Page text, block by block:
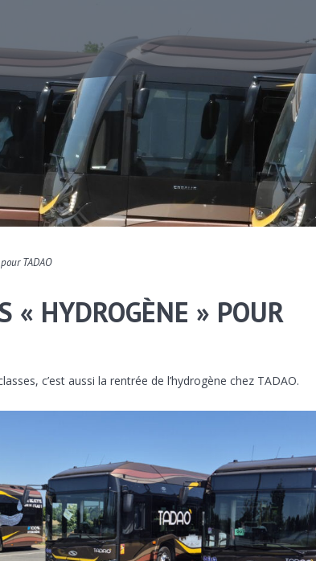
TADAO
« HYDROGÈNE » POUR
c’est aussi la rentrée de l’hydrogène chez TADAO.